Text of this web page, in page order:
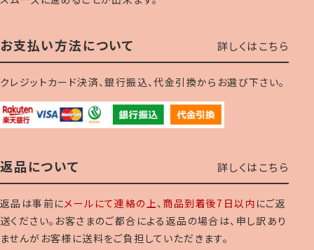
お支払い方法について 詳しくはこちら
クレジットカード決済、銀行振込、代金引換からお選び下さい。
返品について 詳しくはこちら
返品は事前にメールにて連絡の上、 商品到着後7日以内 にご返
送ください。お客さまのご都合による返品の場合は、申し訳あり
ませんがお客様に送料をご負担していただきます。